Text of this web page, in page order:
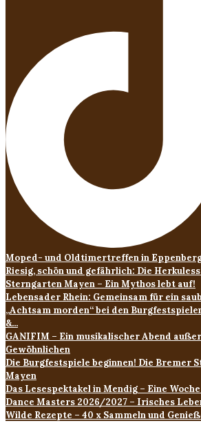
Moped- und Oldtimertreffen in
Riesig, schön und gefährlich: Die
Sterngarten Mayen – Ein Mythos lebt auf!
Lebensader Rhein: Gemeinsam für ein
„Achtsam morden“ bei den
&...
GANIFIM – Ein musikalischer Abend
Gewöhnlichen
Die Burgfestspiele beginnen! Die Bremer
Mayen
Das Lesespektakel in Mendig – Eine
Dance Masters 2026/2027 – Irisches
Wilde Rezepte – 40 x Sammeln und